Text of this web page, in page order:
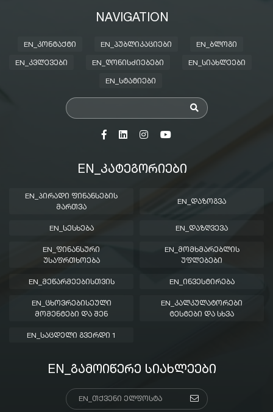
NAVIGATION
EN_ᲙᲝᲜᲢᲐᲥᲢᲘ EN_ᲞᲣᲑᲚᲘᲙᲐᲪᲘᲔᲑᲘ EN_ᲑᲚᲝᲒᲘ
EN_ᲙᲕᲚᲔᲕᲔᲑᲘ EN_ᲦᲝᲜᲘᲡᲫᲘᲔᲑᲔᲑᲘ EN_ᲡᲘᲐᲮᲚᲔᲔᲑᲘ
EN_ᲡᲢᲐᲢᲘᲔᲑᲘ
EN_ᲙᲐᲢᲔᲒᲝᲠᲘᲔᲑᲘ
EN_ᲞᲘᲠᲐᲓᲘ ᲤᲘᲜᲐᲜᲡᲔᲑᲘᲡ
ᲛᲐᲠᲗᲕᲐ
EN_ᲓᲐᲖᲝᲒᲕᲐ
EN_ᲡᲔᲡᲮᲔᲑᲐ EN_ᲓᲐᲖᲦᲕᲔᲕᲐ
EN_ᲤᲘᲜᲐᲜᲡᲣᲠᲘ
ᲣᲡᲐᲤᲠᲗᲮᲝᲔᲑᲐ
EN_ᲛᲝᲛᲮᲛᲐᲠᲔᲑᲚᲘᲡ
ᲣᲤᲚᲔᲑᲔᲑᲘ
EN_ᲛᲔᲬᲐᲠᲛᲔᲔᲑᲘᲡᲗᲕᲘᲡ EN_ᲘᲜᲕᲔᲡᲢᲘᲠᲔᲑᲐ
EN_ᲪᲮᲝᲕᲠᲔᲑᲘᲡᲔᲣᲚᲘ
ᲛᲝᲛᲔᲜᲢᲔᲑᲘ ᲓᲐ ᲨᲔᲜ
EN_ᲙᲐᲚᲙᲣᲚᲐᲢᲝᲠᲔᲑᲘ
ᲢᲔᲡᲢᲔᲑᲘ ᲓᲐ ᲡᲮᲕᲐ
EN_ᲡᲐᲪᲓᲔᲚᲘ ᲒᲕᲔᲠᲓᲘ 1
EN_ᲒᲐᲛᲝᲘᲬᲔᲠᲔ ᲡᲘᲐᲮᲚᲔᲔᲑᲘ